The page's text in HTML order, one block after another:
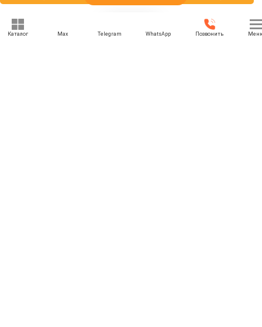
Каталог Max Telegram WhatsApp Позвонить